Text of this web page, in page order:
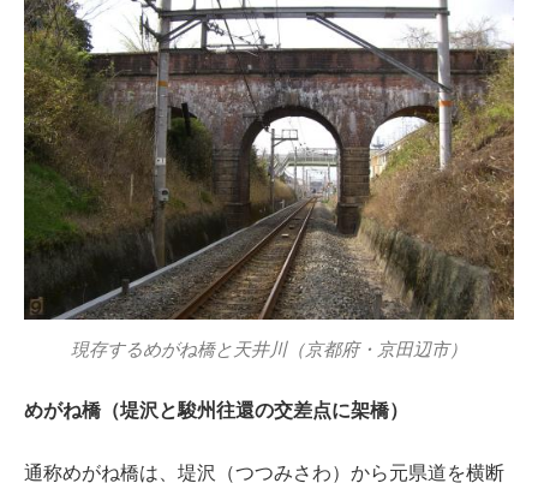
現存するめがね橋と天井川（京都府・京田辺市）
めがね橋（堤沢と駿州往還の交差点に架橋）
通称めがね橋は、堤沢（つつみさわ）から元県道を横断